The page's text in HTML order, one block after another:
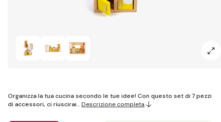
Organizza la tua cucina secondo le tue idee! Con questo set di 7 pezzi
di accessori, ci riuscirai… Descrizione completa